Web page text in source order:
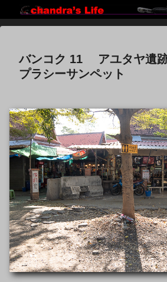
バンコク 11 アユタヤ遺
プラシーサンペット